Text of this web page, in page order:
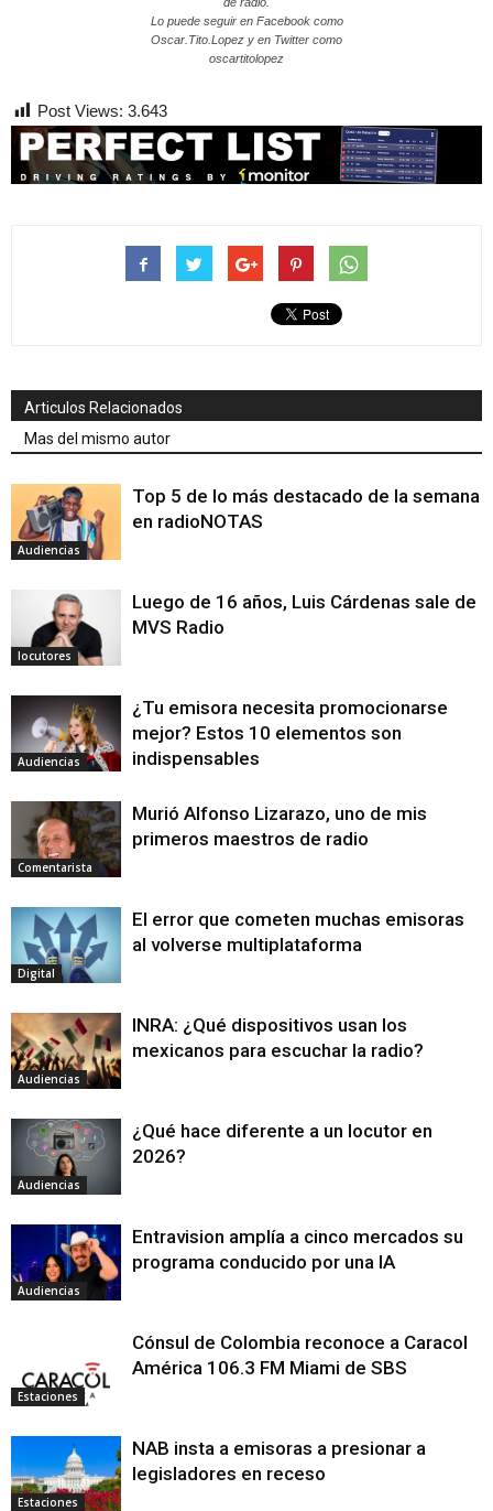
Lo puede seguir en Facebook como
Oscar.Tito.Lopez y en Twitter como
oscartitolopez
Post Views: 3.643
Articulos Relacionados
Mas del mismo autor
Audiencias
Top 5 de lo más destacado de la semana
en radioNOTAS
locutores
Luego de 16 años, Luis Cárdenas sale de
MVS Radio
Audiencias
¿Tu emisora necesita promocionarse
mejor? Estos 10 elementos son
indispensables
Comentarista
Murió Alfonso Lizarazo, uno de mis
primeros maestros de radio
Digital
El error que cometen muchas emisoras
al volverse multiplataforma
Audiencias
INRA: ¿Qué dispositivos usan los
mexicanos para escuchar la radio?
Audiencias
¿Qué hace diferente a un locutor en
2026?
Audiencias
Entravision amplía a cinco mercados su
programa conducido por una IA
Estaciones
Cónsul de Colombia reconoce a Caracol
América 106.3 FM Miami de SBS
Estaciones
NAB insta a emisoras a presionar a
legisladores en receso